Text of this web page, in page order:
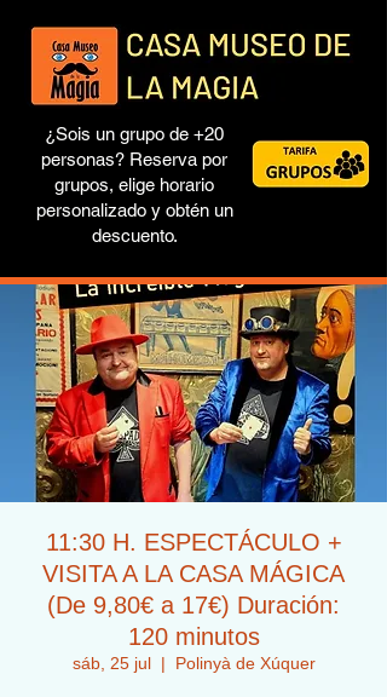
¿Sois un grupo de +20
personas? Reserva por
grupos, elige horario
personalizado y obtén un
descuento.
11:30 H. ESPECTÁCULO +
VISITA A LA CASA MÁGICA
(De 9,80€ a 17€) Duración:
120 minutos
sáb, 25 jul
  |
Polinyà de Xúquer